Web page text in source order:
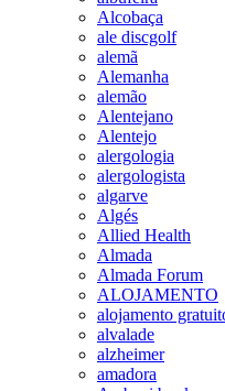
Alcobaça
ale discgolf
alemã
Alemanha
alemão
Alentejano
Alentejo
alergologia
alergologista
algarve
Algés
Allied Health
Almada
Almada Forum
ALOJAMENTO
alojamento
alvalade
alzheimer
amadora